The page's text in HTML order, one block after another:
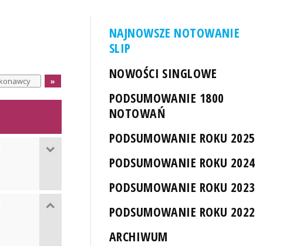
NAJNOWSZE NOTOWANIE
SLIP
NOWOŚCI SINGLOWE
PODSUMOWANIE 1800
NOTOWAŃ
PODSUMOWANIE ROKU 2025
PODSUMOWANIE ROKU 2024
PODSUMOWANIE ROKU 2023
PODSUMOWANIE ROKU 2022
ARCHIWUM